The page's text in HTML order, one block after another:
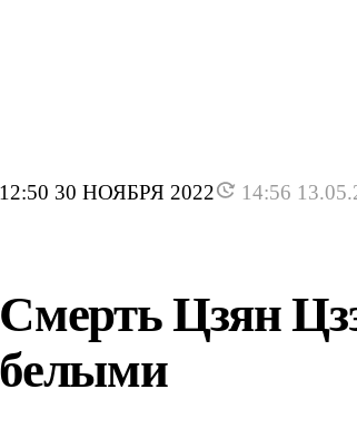
12:50 30 НОЯБРЯ 2022 14:56
Смерть Цзян
белыми